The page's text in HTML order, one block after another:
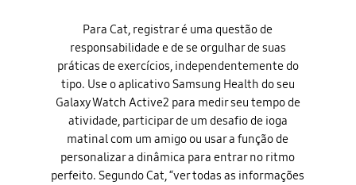
Para Cat, registrar é uma questão de
responsabilidade e de se orgulhar de suas
práticas de exercícios, independentemente do
tipo. Use o aplicativo Samsung Health do seu
Galaxy Watch Active2 para medir seu tempo de
atividade, participar de um desafio de ioga
matinal com um amigo ou usar a função de
personalizar a dinâmica para entrar no ritmo
perfeito. Segundo Cat, “ver todas as informações